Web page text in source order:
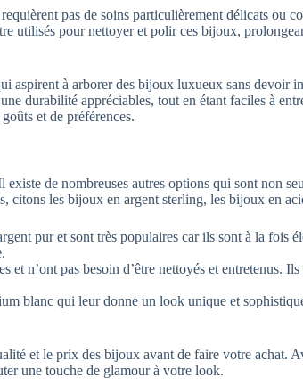
pas de soins particulièrement délicats ou
utilisés pour nettoyer et polir ces bijoux,
à arborer des bijoux luxueux sans devoir
durabilité appréciables, tout en étant faciles à
et de préférences.
de nombreuses autres options qui sont non
les bijoux en argent sterling, les bijoux en
pur et sont très populaires car ils sont à la fois
n’ont pas besoin d’être nettoyés et entretenus.
blanc qui leur donne un look unique et
et le prix des bijoux avant de faire votre achat.
une touche de glamour à votre look.